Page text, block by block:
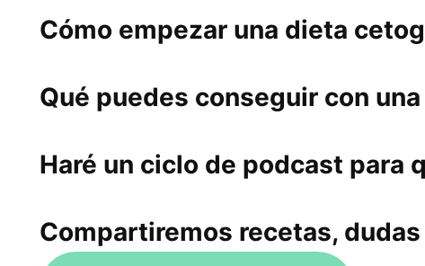
Cómo empezar una dieta
Qué puedes conseguir con
Haré un ciclo de podcast para
Compartiremos recetas, dudas